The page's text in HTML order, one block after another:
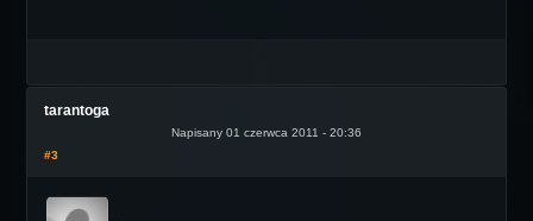
tarantoga
Napisany 01 czerwca 2011 - 20:36
#3